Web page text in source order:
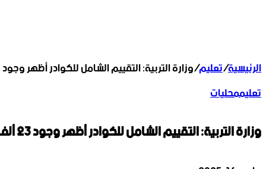
الرئيسية/تعليم/وزارة التربية: التقييم الشامل ‏للكوادر أظهر وجود 23 ألف اسم في قوائم ‏تحديد مركز العمل مع عدم وجود شواغر لبعضهم
تعليممحليات
وزارة التربية: التقييم الشامل ‏للكوادر أظهر وجود 23 ألف اسم في قوائم ‏تحديد مركز العمل مع عدم وجود شواغر لبعضهم